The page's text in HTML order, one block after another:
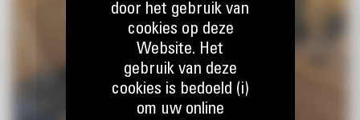
door het gebruik van
cookies op deze
Website. Het
gebruik van deze
cookies is bedoeld (i)
om uw online